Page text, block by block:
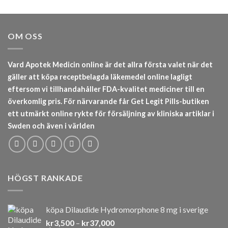
OM OSS
Vard Apotek Medicin online är det allra första valet när det
gäller att köpa receptbelagda läkemedel online lagligt
eftersom vi tillhandahåller FDA-kvalitet mediciner till en
överkomlig pris. För närvarande får Get Legit Pills-butiken
ett utmärkt online rykte för försäljning av kliniska artiklar i
Swden och även i världen
HÖGST RANKADE
köpa Dilaudide Hydromorphone 8 mg i sverige
kr3,500 – kr37,000Prisintervall: